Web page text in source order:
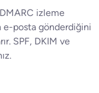
izleme
e-posta gönderdiğini
SPF, DKIM ve